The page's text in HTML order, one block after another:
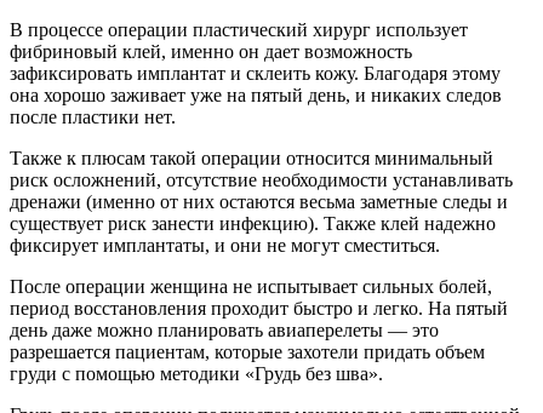
В процессе операции пластический хирург использует
фибриновый клей, именно он дает возможность
зафиксировать имплантат и склеить кожу. Благодаря этому
она хорошо заживает уже на пятый день, и никаких следов
после пластики нет.
Также к плюсам такой операции относится минимальный
риск осложнений, отсутствие необходимости устанавливать
дренажи (именно от них остаются весьма заметные следы и
существует риск занести инфекцию). Также клей надежно
фиксирует имплантаты, и они не могут сместиться.
После операции женщина не испытывает сильных болей,
период восстановления проходит быстро и легко. На пятый
день даже можно планировать авиаперелеты — это
разрешается пациентам, которые захотели придать объем
груди с помощью методики «Грудь без шва».